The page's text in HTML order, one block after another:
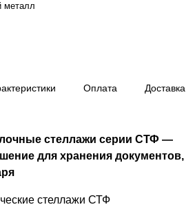
металл
Оплата Доставка
стеллажи серии СТФ —
для хранения документов,
стеллажи СТФ